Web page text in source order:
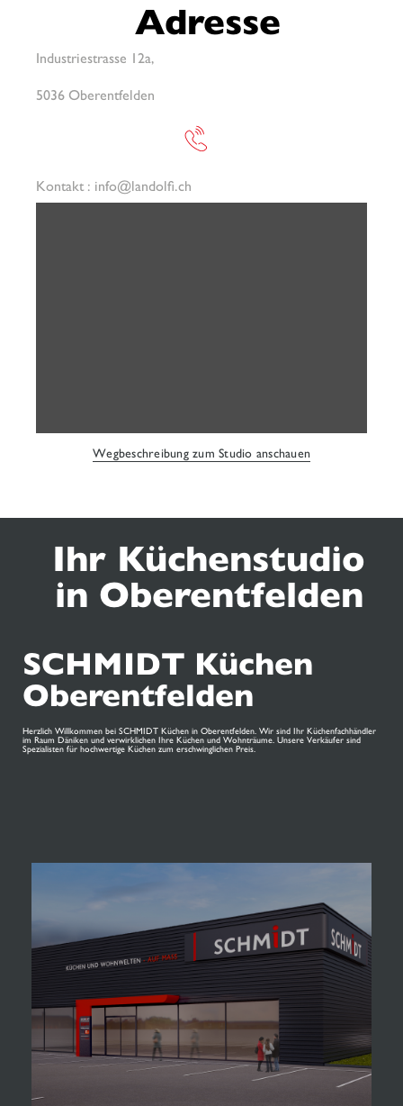
Adresse
Industriestrasse 12a,
5036 Oberentfelden
Kontakt : info@landolfi.ch
Wegbeschreibung zum Studio anschauen
Ihr Küchenstudio
in Oberentfelden
SCHMIDT Küchen
Oberentfelden
Herzlich Willkommen bei SCHMIDT Küchen in Oberentfelden. Wir sind Ihr Küchenfachhändler
im Raum Däniken und verwirklichen Ihre Küchen und Wohnträume. Unsere Verkäufer sind
Spezialisten für hochwertige Küchen zum erschwinglichen Preis.